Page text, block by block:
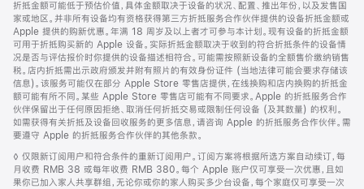
注
折抵金额可能低于预估价值，具体金额取决于设备的状况、配置、推出年份，以及发售国
家或地区。并非所有设备均有资格获得第三方折抵服务合作伙伴提供的设备折抵金额或
Apple 提供的购新优惠。年满 18 周岁及以上者才可参与本计划。现有设备的折抵金额
可用于折抵购买新的 Apple 设备。实际折抵金额取决于收到的符合折抵条件的设备情
况是否与评估报价时你提供的设备描述相符合。可能需按照新设备的全额售价缴纳销售
税。店内折抵需出示政府颁发并附有照片的有效身份证件 (当地法律可能会要求存储该
信息)。该服务可能仅在部分 Apple Store 零售店提供，在线换购和店内换购的折抵金
额可能有所不同。某些 Apple Store 零售店可能有不同要求。Apple 的折抵服务合作
伙伴保留出于任何原因拒绝、取消任何折抵交易或限制任何设备 (及其数量) 的权利。
如需获得有关折抵及设备回收服务的更多信息，请咨询 Apple 的折抵服务合作伙伴。需
要遵守 Apple 的折抵服务合作伙伴的其他条款。
脚
注
◊ 仅限新订阅用户和符合条件的重新订阅用户。订阅方案将根据所选方案自动续订，每
月收费 RMB 38 或每年收费 RMB 380。每个 Apple 账户仅可享受一次优惠，且如
果你已加入家人共享群组，无论你或你的家人购买多少台设备，每个家庭仅可享受一次